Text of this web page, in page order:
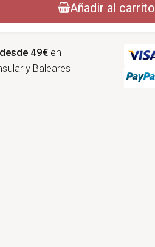
Añadir al carrito
49€ en
y Baleares